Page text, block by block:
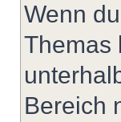
Wenn
Themas
Bereich